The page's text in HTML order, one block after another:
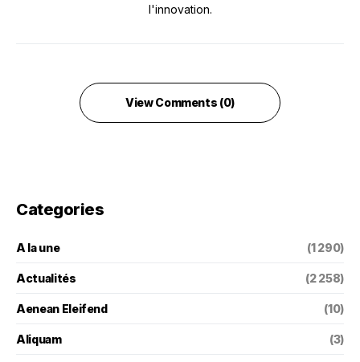
l'innovation.
View Comments (0)
Categories
A la une (1 290)
Actualités (2 258)
Aenean Eleifend (10)
Aliquam (3)